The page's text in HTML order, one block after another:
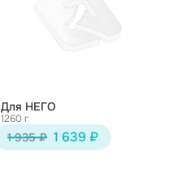
Для НЕГО
1260 г
1 935 ₽ 1 639 ₽